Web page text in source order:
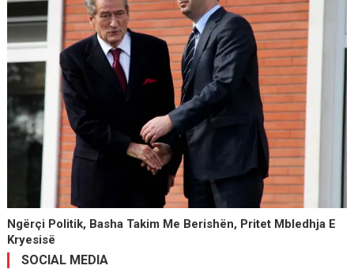
Ngërçi Politik, Basha Takim Me Berishën, Pritet Mbledhja E
Kryesisë
SOCIAL MEDIA